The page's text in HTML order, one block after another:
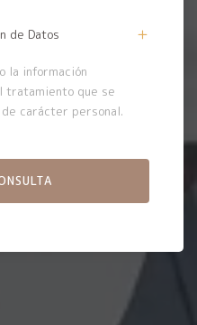
de Datos
la información
tratamiento que se
carácter personal.